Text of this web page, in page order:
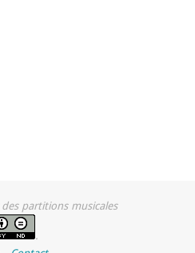
partitions musicales
.